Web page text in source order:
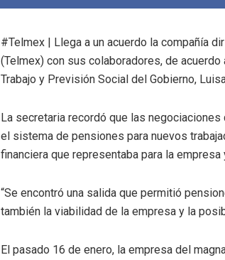
#Telmex | Llega a un acuerdo la compañía
(Telmex) con sus colaboradores, de
Trabajo y Previsión Social del Gobierno,
La secretaria recordó que las
el sistema de pensiones para nuevos
financiera que representaba para la empresa
“Se encontró una salida que permitió
también la viabilidad de la empresa y la
El pasado 16 de enero, la empresa del